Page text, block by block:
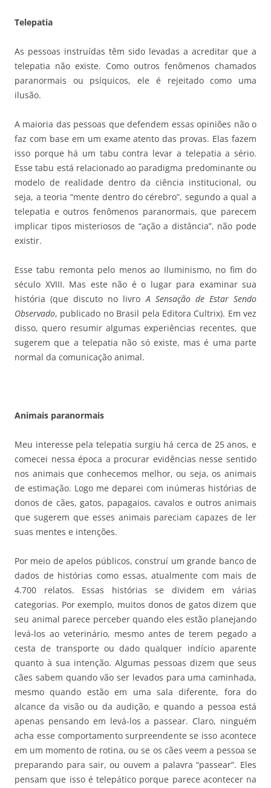
Telepatia
As pessoas instruídas têm sido levadas a acreditar que a
telepatia não existe. Como outros fenômenos chamados
paranormais ou psíquicos, ele é rejeitado como uma
ilusão.
A maioria das pessoas que defendem essas opiniões não o
faz com base em um exame atento das provas. Elas fazem
isso porque há um tabu contra levar a telepatia a sério.
Esse tabu está relacionado ao paradigma predominante ou
modelo de realidade dentro da ciência institucional, ou
seja, a teoria “mente dentro do cérebro”, segundo a qual a
telepatia e outros fenômenos paranormais, que parecem
implicar tipos misteriosos de “ação a distância”, não pode
existir.
Esse tabu remonta pelo menos ao Iluminismo, no fim do
século XVIII. Mas este não é o lugar para examinar sua
história (que discuto no livroA Sensação de Estar Sendo
Observado, publicado no Brasil pela Editora Cultrix). Em vez
disso, quero resumir algumas experiências recentes, que
sugerem que a telepatia não só existe, mas é uma parte
normal da comunicação animal.
Animais paranormais
Meu interesse pela telepatia surgiu há cerca de 25 anos, e
comecei nessa época a procurar evidências nesse sentido
nos animais que conhecemos melhor, ou seja, os animais
de estimação. Logo me deparei com inúmeras histórias de
donos de cães, gatos, papagaios, cavalos e outros animais
que sugerem que esses animais pareciam capazes de ler
suas mentes e intenções.
Por meio de apelos públicos, construí um grande banco de
dados de histórias como essas, atualmente com mais de
4.700 relatos. Essas histórias se dividem em várias
categorias. Por exemplo, muitos donos de gatos dizem que
seu animal parece perceber quando eles estão planejando
levá-los ao veterinário, mesmo antes de terem pegado a
cesta de transporte ou dado qualquer indício aparente
quanto à sua intenção. Algumas pessoas dizem que seus
cães sabem quando vão ser levados para uma caminhada,
mesmo quando estão em uma sala diferente, fora do
alcance da visão ou da audição, e quando a pessoa está
apenas pensando em levá-los a passear. Claro, ninguém
acha esse comportamento surpreendente se isso acontece
em um momento de rotina, ou se os cães veem a pessoa se
preparando para sair, ou ouvem a palavra “passear”. Eles
pensam que isso é telepático porque parece acontecer na